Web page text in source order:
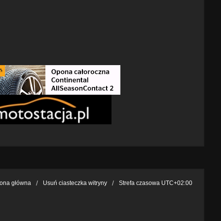
główna Usuń ciasteczka witryny Strefa czasowa UTC+02:00